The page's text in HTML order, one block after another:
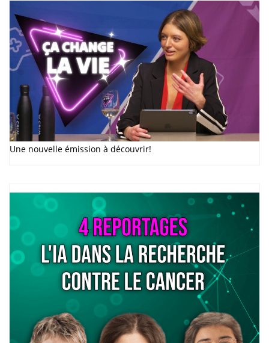
Une nouvelle émission à découvrir!